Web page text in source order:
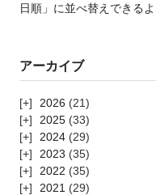
日順」に並べ替えできる
アーカイブ
2026 (21)
2025 (33)
2024 (29)
2023 (35)
2022 (35)
2021 (29)